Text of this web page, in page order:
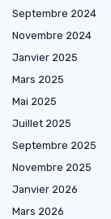
Septembre 2024
Novembre 2024
Janvier 2025
Mars 2025
Mai 2025
Juillet 2025
Septembre 2025
Novembre 2025
Janvier 2026
Mars 2026